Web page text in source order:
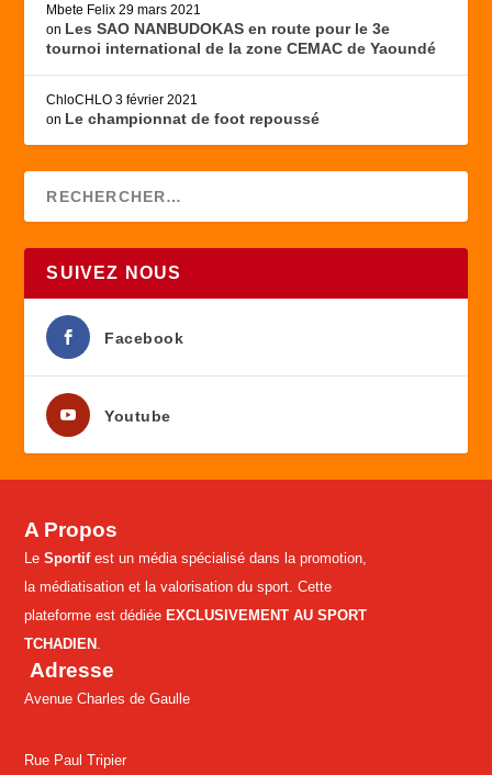
Mbete Felix 29 mars 2021
on Les SAO NANBUDOKAS en route pour le 3e
tournoi international de la zone CEMAC de Yaoundé
ChloCHLO 3 février 2021
on Le championnat de foot repoussé
SUIVEZ NOUS
Facebook
Youtube
A Propos
LeSportifest un média spécialisé dans la promotion,
la médiatisation et la valorisation du sport. Cette
plateforme est dédiéeEXCLUSIVEMENT AU SPORT
TCHADIEN
Adresse
Avenue Charles de Gaulle
Rue Paul Tripier